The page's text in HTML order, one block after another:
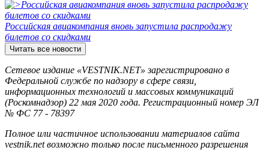
Российская авиакомпания вновь запустила распродажу
билетов со скидками
Читать все новости
Сетевое издание «VESTNIK.NET» зарегистрировано в
Федеральной службе по надзору в сфере связи,
информационных технологий и массовых коммуникаций
(Роскомнадзор) 22 мая 2020 года. Регистрационный номер ЭЛ
№ ФС 77 - 78397
Полное или частичное использовании материалов сайта
vestnik.net возможно только после письменного разрешения